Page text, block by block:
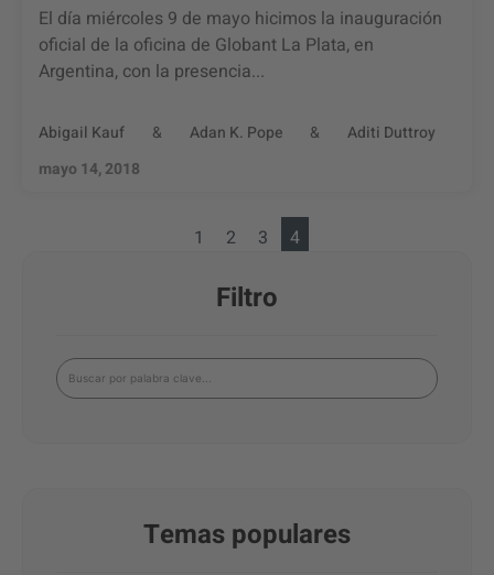
El día miércoles 9 de mayo hicimos la inauguración
oficial de la oficina de Globant La Plata, en
Argentina, con la presencia...
Abigail Kauf & Adan K. Pope &
Aditi Duttroy
mayo 14, 2018
1 2 3 4
Filtro
Temas populares